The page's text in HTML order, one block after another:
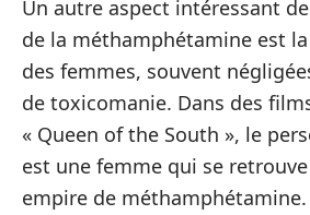
Un autre aspect intéressant
de la méthamphétamine est
des femmes, souvent
de toxicomanie. Dans des
« Queen of the South », le
est une femme qui se
empire de